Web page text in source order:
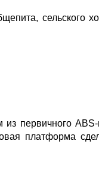
сельского
первичного ABS-
платформа
мм (с